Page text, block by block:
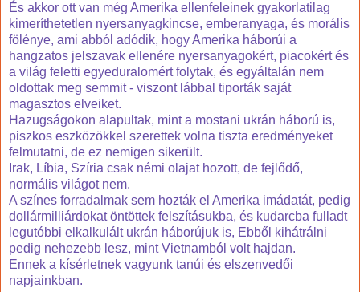
És akkor ott van még Amerika ellenfeleinek gyakorlatilag
kimeríthetetlen nyersanyagkincse, emberanyaga, és morális
fölénye, ami abból adódik, hogy Amerika háborúi a
hangzatos jelszavak ellenére nyersanyagokért, piacokért és
a világ feletti egyeduralomért folytak, és egyáltalán nem
oldottak meg semmit - viszont lábbal tiporták saját
magasztos elveiket.
Hazugságokon alapultak, mint a mostani ukrán háború is,
piszkos eszközökkel szerettek volna tiszta eredményeket
felmutatni, de ez nemigen sikerült.
Irak, Líbia, Szíria csak némi olajat hozott, de fejlődő,
normális világot nem.
A színes forradalmak sem hozták el Amerika imádatát, pedig
dollármilliárdokat öntöttek felszításukba, és kudarcba fulladt
legutóbbi elkalkulált ukrán háborújuk is, Ebből kihátrálni
pedig nehezebb lesz, mint Vietnamból volt hajdan.
Ennek a kísérletnek vagyunk tanúi és elszenvedői
napjainkban.